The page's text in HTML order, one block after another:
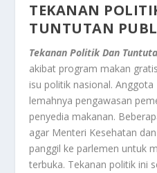
TEKANAN
TUNTUTAN
Tekanan Politik Dan
akibat program makan
isu politik nasional.
lemahnya pengawasan
penyedia makanan.
agar Menteri Kesehatan
panggil ke parlemen untuk
terbuka. Tekanan politik ini